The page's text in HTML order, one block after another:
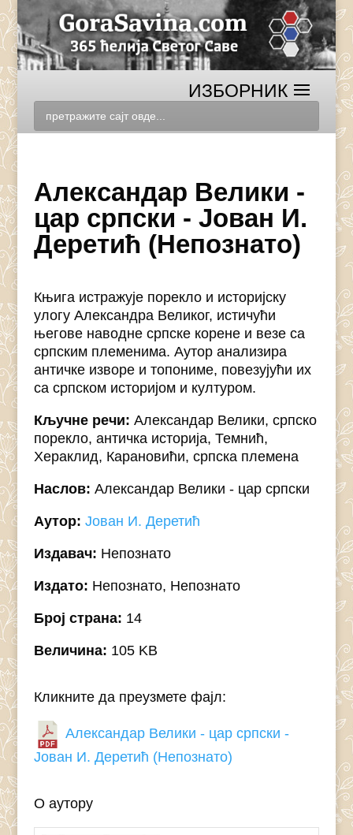
Александар Велики -
цар српски - Јован И.
Деретић (Непознато)
Књига истражује порекло и историјску
улогу Александра Великог, истичући
његове наводне српске корене и везе са
српским племенима. Аутор анализира
античке изворе и топониме, повезујући их
са српском историјом и културом.
Кључне речи: Александар Велики, српско
порекло, античка историја, Темнић,
Хераклид, Карановићи, српска племена
Наслов: Александар Велики - цар српски
Аутор: Јован И. Деретић
Издавач: Непознато
Издато: Непознато, Непознато
Број страна: 14
Величина: 105 KB
Кликните да преузмете фајл:
Александар Велики - цар српски -
Јован И. Деретић (Непознато)
О аутору